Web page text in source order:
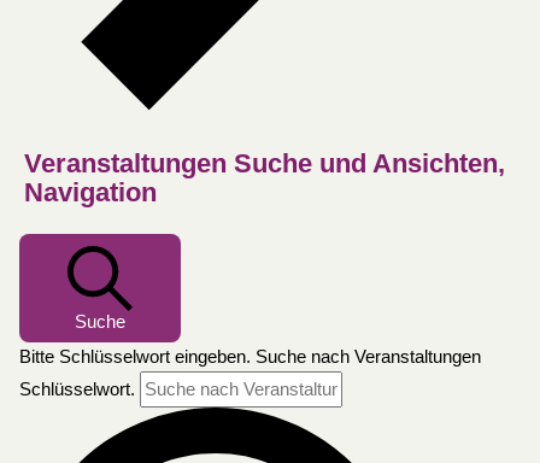
Veranstaltungen Suche und Ansichten,
Navigation
Suche
Bitte Schlüsselwort eingeben. Suche nach Veranstaltungen
Schlüsselwort.